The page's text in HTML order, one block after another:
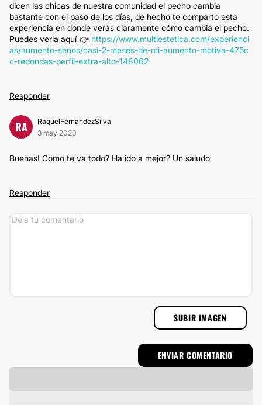
dicen las chicas de nuestra comunidad el pecho cambia
bastante con el paso de los días, de hecho te comparto esta
experiencia en donde verás claramente cómo cambia el pecho.
Puedes verla aquí 👉 https://www.multiestetica.com/experienci
as/aumento-senos/casi-2-meses-de-mi-aumento-motiva-475c
c-redondas-perfil-extra-alto-148062
Responder
RA
RaquelFernandezSilva
3 may 2020
Buenas! Como te va todo? Ha ido a mejor? Un saludo
Responder
SUBIR IMAGEN